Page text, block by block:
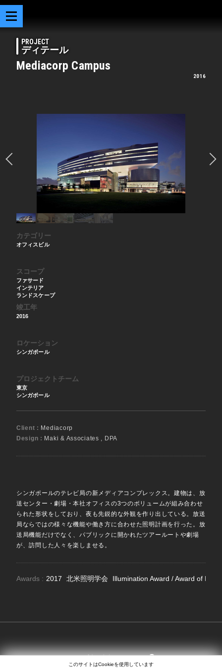
PROJECT
ディテール
Mediacorp Campus
2016
カテゴリー
オフィスビル
スコープ
ファサード
インテリア
ランドスケープ
竣工年
2016
ロケーション
シンガポール
プロジェクトチーム
東京
シンガポール
Client : Mediacorp
Design : Maki & Associates , DPA
シンガポールのテレビ局の新メディアコンプレックス。建物は、放
送センター・劇場・本社オフィスの3つのボリュームが組み合わせ
られた形状をしており、夜も先鋭的な外観を作り出している。放送
局ならではの様々な機能や働き方に合わせた照明計画を行った。放
送局機能だけでなく、パブリックに開かれたツアールートや劇場
が、訪問した人々を楽しませる。
Awards : 2017 北米照明学会 Illumination Award / Award of Merit
SEARCH
EN
このサイトはCookieを使用しています